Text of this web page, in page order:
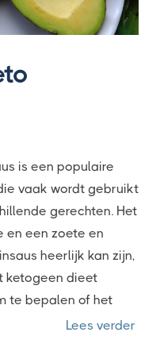
is een populaire
vaak wordt gebruikt
gerechten. Het
en een zoete en
heerlijk kan zijn,
ketogeen dieet
te bepalen of het
Lees verder